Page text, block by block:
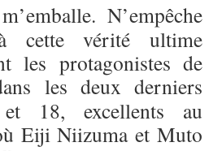
N’empêche
cette vérité ultime
les protagonistes de
les deux derniers
18, excellents au
Eiji Niizuma et Muto